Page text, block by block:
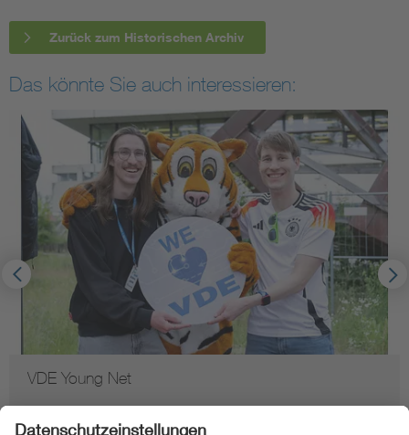
Zurück zum Historischen Archiv
Das könnte Sie auch interessieren:
VDE Young Net